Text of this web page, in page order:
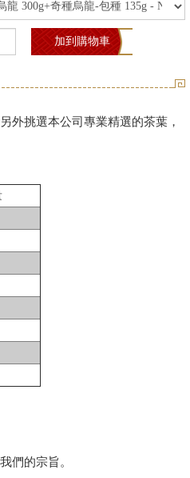
外挑選本公司專業精選的茶葉，
們的宗旨。